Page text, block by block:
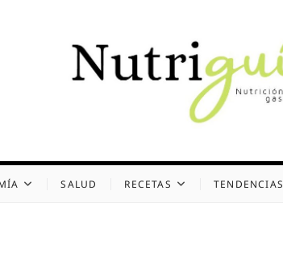
SALUD RECETAS TENDENCIAS